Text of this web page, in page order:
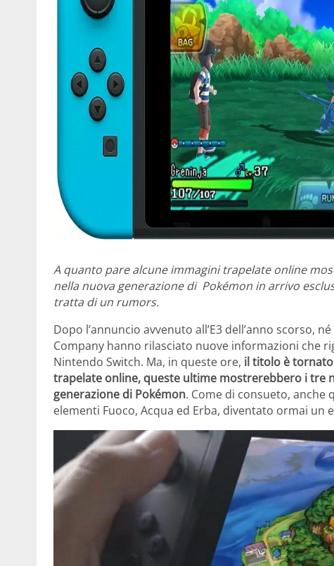
A quanto pare alcune immagini trapelate online
nella nuova generazione di Pokémon in arrivo
tratta di un rumors.
Dopo l’annuncio avvenuto all’E3 dell’anno scorso,
Company hanno rilasciato nuove informazioni che
Nintendo Switch. Ma, in queste ore, il titolo è
trapelate online, queste ultime mostrerebbero i tre
generazione di Pokémon. Come di consueto,
elementi Fuoco, Acqua ed Erba, diventato ormai